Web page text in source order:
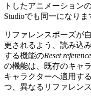
トしたアニメーション
Studioでも同一になりま
リファレンスポーズが
更されるよう、読み込
する機能のReset
の機能は、既存のキャ
キャラクターへ適用す
つ、異なるリファレン